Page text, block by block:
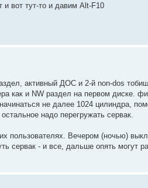
и вот тут-то и давим Alt-F10
активный ДОС и 2-й non-dos
как и NW раздел на первом диске.
не далее 1024 цилиндра,
надо перегружать сервак.
пользователях. Вечером (ночью)
сервак - и все, дальше опять могут